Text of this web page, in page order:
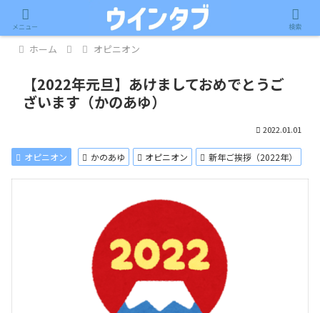
記事内に広告が含まれています。
ホーム オピニオン
【2022年元旦】あけましておめでとうご
ざいます（かのあゆ）
2022.01.01
オピニオン かのあゆ オピニオン 新年ご挨拶（2022年）
メニュー 検索